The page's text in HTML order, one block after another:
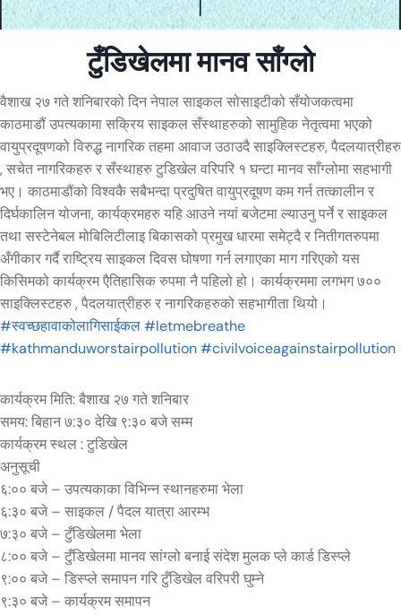
टुँडिखेलमा मानव साँग्लो
वैशाख २७ गते शनिबारको दिन नेपाल साइकल सोसाइटीको सँयोजकत्वमा
काठमाडौं उपत्यकामा सक्रिय साइकल सँस्थाहरुको सामुहिक नेतृत्वमा भएको
वायुप्रदूषणको विरुद्ध नागरिक तहमा आवाज उठाउदै साइक्लिस्टहरु, पैदलयात्रीहरु
, सचेत नागरिकहरु र सँस्थाहरु टुडिखेल वरिपरि १ घन्टा मानव साँग्लोमा सहभागी
भए। काठमाडौंको विश्वकै सबैभन्दा प्रदुषित वायुप्रदूषण कम गर्न तत्कालीन र
दिर्घकालिन योजना, कार्यक्रमहरु यहि आउने नयां बजेटमा ल्याउनु पर्ने र साइकल
तथा सस्टेनेबल मोबिलिटीलाइ बिकासको प्रमुख धारमा समेट्दै र नितीगतरुपमा
अँगीकार गर्दै राष्ट्रिय साइकल दिवस घोषणा गर्न लगाएका माग गरिएको यस
किसिमको कार्यक्रम एैतिहासिक रुपमा नै पहिलो हो। कार्यक्रममा लगभग ७००
साइक्लिस्टहरु , पैदलयात्रीहरु र नागरिकहरुको सहभागीता थियो।
#स्वच्छहावाकोलागिसाईकल#letmebreathe
#kathmanduworstairpollution#civilvoiceagainstairpollution
कार्यक्रम मिति: बैशाख २७ गते शनिबार
समय: बिहान ७:३० देखि ९:३० बजे सम्म
कार्यक्रम स्थल : टुडिखेल
अनुसूची
६:०० बजे – उपत्यकाका विभिन्न स्थानहरुमा भेला
६:३० बजे – साइकल / पैदल यात्रा आरम्भ
७:३० बजे – टुँडिखेलमा भेला
८:०० बजे – टुँडिखेलमा मानव सांग्लो बनाई संदेश मुलक प्ले कार्ड डिस्प्ले
९:०० बजे – डिस्प्ले समापन गरि टुँडिखेल वरिपरी घुम्ने
९:३० बजे – कार्यक्रम समापन